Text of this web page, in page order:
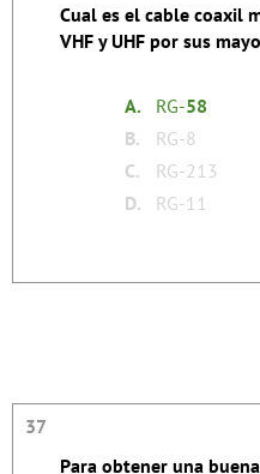
Cual es el cable coaxil
VHF y UHF por sus
A. RG-58
B.
RG-8
C.
RG-213
D.
RG-11
El RG-58 tiene la
de todos los
37
Para obtener una